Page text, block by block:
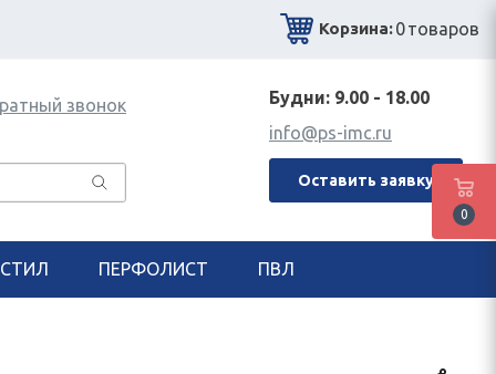
Корзина:0товаров
звонок
Будни: 9.00 - 18.00
info@ps-imc.ru
Оставить заявку
ПЕРФОЛИСТ ПВЛ
0